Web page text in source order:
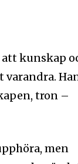
kunskap
varandra.
tron –
men